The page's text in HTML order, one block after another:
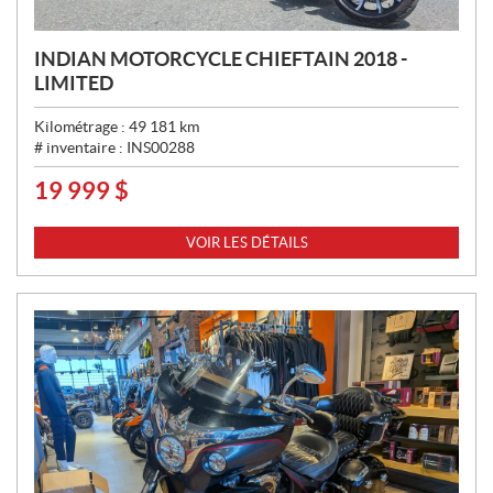
INDIAN MOTORCYCLE CHIEFTAIN 2018 -
LIMITED
Kilométrage : 49 181 km
# inventaire : INS00288
P
X
:
19 999 $
VOIR LES DÉTAILS